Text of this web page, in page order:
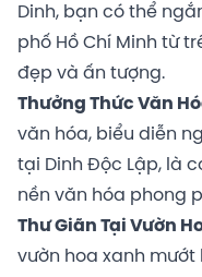
Dinh, bạn có thể
phố Hồ Chí Minh từ
đẹp và ấn tượng.
Thưởng Thức Văn
văn hóa, biểu diễn
tại Dinh Độc Lập, là
nền văn hóa phong
Thư Giãn Tại Vườn
vườn hoa xanh mướt